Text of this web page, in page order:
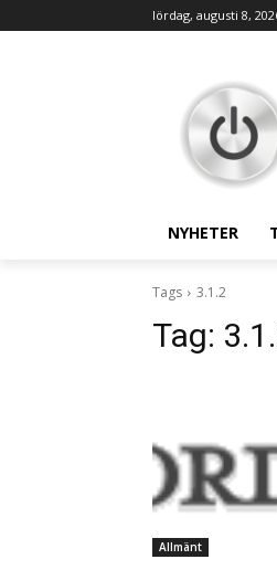
lördag, augusti 8,
NYHETER
Tags 3.1.2
Tag:
Allmänt